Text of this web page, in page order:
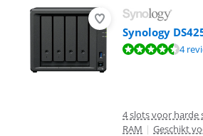
Synology
Beoordeling is 9,4 van de 10, gebaseerd op 4
4
4 slots voor harde
RAM | Geschikt